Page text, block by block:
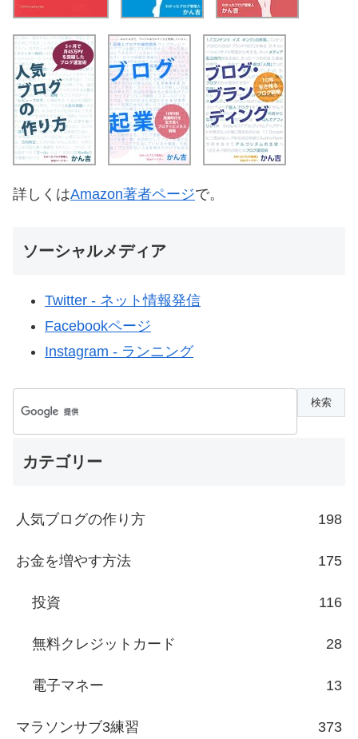
詳しくはAmazon著者ページで。
ソーシャルメディア
Twitter - ネット情報発信
Facebookページ
Instagram - ランニング
カテゴリー
人気ブログの作り方 198
お金を増やす方法 175
投資 116
無料クレジットカード 28
電子マネー 13
マラソンサブ3練習 373